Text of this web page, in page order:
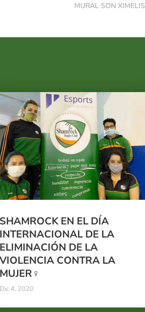
MURAL SON XIMELIS
SHAMROCK EN EL DÍA
INTERNACIONAL DE LA
ELIMINACIÓN DE LA
VIOLENCIA CONTRA LA
MUJER♀️
Dic 4, 2020